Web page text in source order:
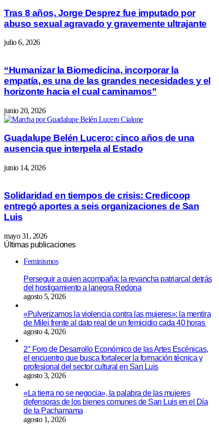
Tras 8 años, Jorge Desprez fue imputado por
abuso sexual agravado y gravemente ultrajante
julio 6, 2026
“Humanizar la Biomedicina, incorporar la
empatía, es una de las grandes necesidades y el
horizonte hacia el cual caminamos”
junio 20, 2026
Guadalupe Belén Lucero: cinco años de una
ausencia que interpela al Estado
junio 14, 2026
Solidaridad en tiempos de crisis: Credicoop
entregó aportes a seis organizaciones de San
Luis
mayo 31, 2026
Últimas publicaciones
Feminismos
Perseguir a quien acompaña: la revancha patriarcal detrás
del hostigamiento a lanegra Redona
agosto 5, 2026
«Pulverizamos la violencia contra las mujeres»: la mentira
de Milei frente al dato real de un femicidio cada 40 horas
agosto 4, 2026
2° Foro de Desarrollo Económico de las Artes Escénicas,
el encuentro que busca fortalecer la formación técnica y
profesional del sector cultural en San Luis
agosto 3, 2026
«La tierra no se negocia», la palabra de las mujeres
defensoras de los bienes comunes de San Luis en el Día
de la Pachamama
agosto 1, 2026